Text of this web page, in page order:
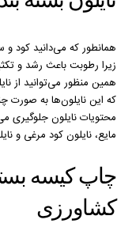
همانطور که می‌دانید کود
زیرا رطوبت باعث رشد و
همین منظور می‌توانید از
که این نایلون‌ها به صورت
محتویات نایلون جلوگیری
مایع، نایلون کود مرغی و
چاپ کیسه
کشاورزی